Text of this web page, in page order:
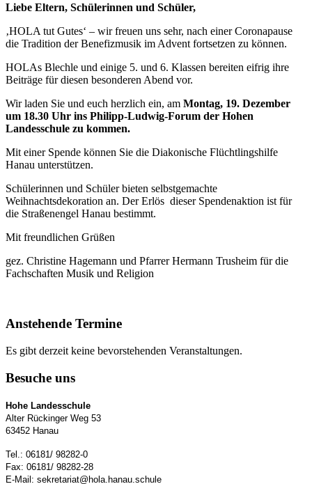
Liebe Eltern, Schülerinnen und Schüler,
‚HOLA tut Gutes‘ – wir freuen uns sehr, nach einer Coronapause
die Tradition der Benefizmusik im Advent fortsetzen zu können.
HOLAs Blechle und einige 5. und 6. Klassen bereiten eifrig ihre
Beiträge für diesen besonderen Abend vor.
Wir laden Sie und euch herzlich ein, am Montag, 19. Dezember
um 18.30 Uhr ins Philipp-Ludwig-Forum der Hohen
Landesschule zu kommen.
Mit einer Spende können Sie die Diakonische Flüchtlingshilfe
Hanau unterstützen.
Schülerinnen und Schüler bieten selbstgemachte
Weihnachtsdekoration an. Der Erlös dieser Spendenaktion ist für
die Straßenengel Hanau bestimmt.
Mit freundlichen Grüßen
gez. Christine Hagemann und Pfarrer Hermann Trusheim für die
Fachschaften Musik und Religion
Anstehende Termine
Es gibt derzeit keine bevorstehenden Veranstaltungen.
Besuche uns
Hohe Landesschule
Alter Rückinger Weg 53
63452 Hanau
Tel.: 06181/ 98282-0
Fax: 06181/ 98282-28
E-Mail: sekretariat@hola.hanau.schule